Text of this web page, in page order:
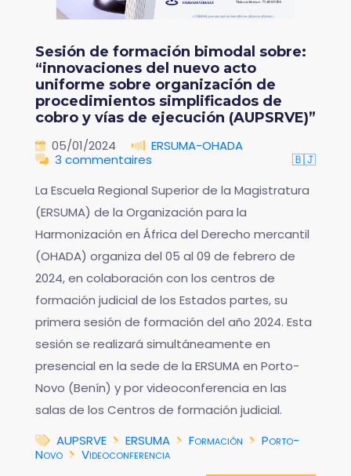
Sesión de formación bimodal sobre:
“innovaciones del nuevo acto
uniforme sobre organización de
procedimientos simplificados de
cobro y vías de ejecución (AUPSRVE)”
05/01/2024
ERSUMA-OHADA
3 commentaires
🇧🇯
La Escuela Regional Superior de la Magistratura
(ERSUMA) de la Organización para la
Harmonización en África del Derecho mercantil
(OHADA) organiza del 05 al 09 de febrero de
2024, en colaboración con los centros de
formación judicial de los Estados partes, su
primera sesión de formación del año 2024. Esta
sesión se realizará simultáneamente en
presencial en la sede de la ERSUMA en Porto-
Novo (Benín) y por videoconferencia en las
salas de los Centros de formación judicial.
AUPSRVE
ERSUMA Formación
Porto-
Novo
Videoconferencia